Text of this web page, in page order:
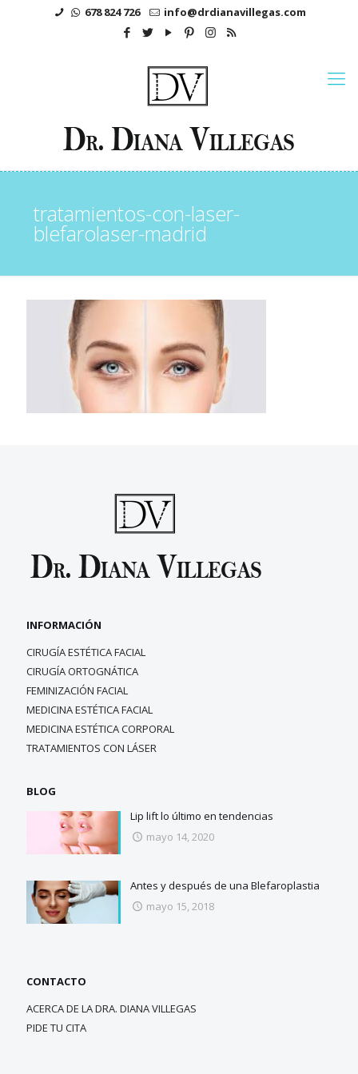
678 824 726 info@drdianavillegas.com
tratamientos-con-laser-
blefarolaser-madrid
INFORMACIÓN
CIRUGÍA ESTÉTICA FACIAL
CIRUGÍA ORTOGNÁTICA
FEMINIZACIÓN FACIAL
MEDICINA ESTÉTICA FACIAL
MEDICINA ESTÉTICA CORPORAL
TRATAMIENTOS CON LÁSER
BLOG
Lip lift lo último en tendencias
mayo 14, 2020
Antes y después de una Blefaroplastia
mayo 15, 2018
CONTACTO
ACERCA DE LA DRA. DIANA VILLEGAS
PIDE TU CITA